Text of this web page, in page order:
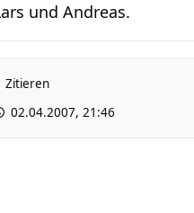
und Andreas.
Zitieren
02.04.2007, 21:46